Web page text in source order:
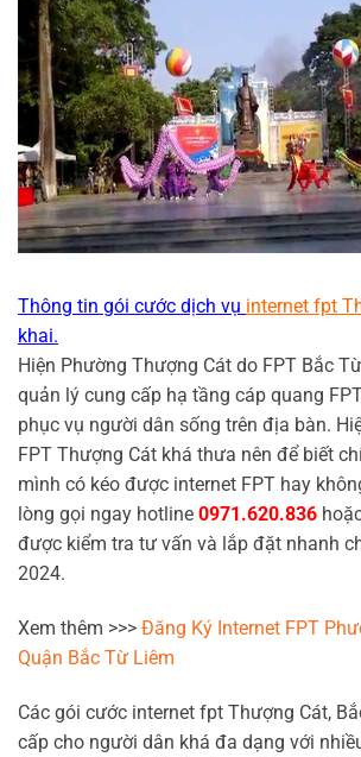
Thông tin gói cước dịch vụ internet fpt
khai.
Hiện Phường Thượng Cát do FPT Bắc
quản lý cung cấp hạ tầng cáp quang
phục vụ người dân sống trên địa bàn.
FPT Thượng Cát khá thưa nên để biết
mình có kéo được internet FPT hay
lòng gọi ngay hotline 0971.620.836
được kiểm tra tư vấn và lắp đặt nhanh
2024.
Xem thêm >>> Đăng Ký Internet FPT
Quận Bắc Từ Liêm
Các gói cước internet fpt Thượng Cát,
cấp cho người dân khá đa dạng với